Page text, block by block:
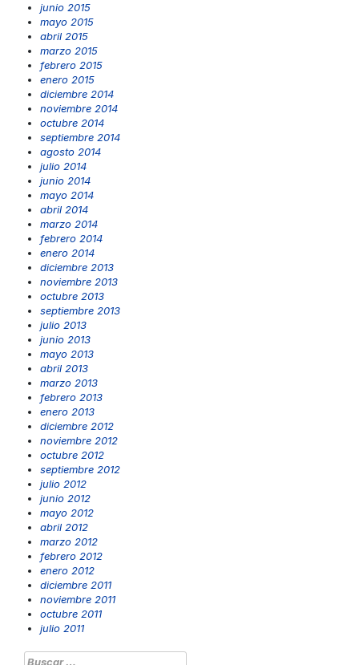
junio 2015
mayo 2015
abril 2015
marzo 2015
febrero 2015
enero 2015
diciembre 2014
noviembre 2014
octubre 2014
septiembre 2014
agosto 2014
julio 2014
junio 2014
mayo 2014
abril 2014
marzo 2014
febrero 2014
enero 2014
diciembre 2013
noviembre 2013
octubre 2013
septiembre 2013
julio 2013
junio 2013
mayo 2013
abril 2013
marzo 2013
febrero 2013
enero 2013
diciembre 2012
noviembre 2012
octubre 2012
septiembre 2012
julio 2012
junio 2012
mayo 2012
abril 2012
marzo 2012
febrero 2012
enero 2012
diciembre 2011
noviembre 2011
octubre 2011
julio 2011
Buscar: